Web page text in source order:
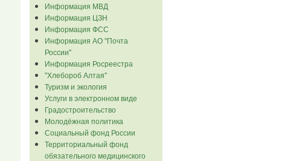
Информация МВД
Информация ЦЗН
Информация ФСС
Информация АО "Почта
России"
Информация Росреестра
"Хлебороб Алтая"
Туризм и экология
Услуги в электронном виде
Градостроительство
Молодёжная политика
Социальный фонд России
Территориальный фонд
обязательного медицинского